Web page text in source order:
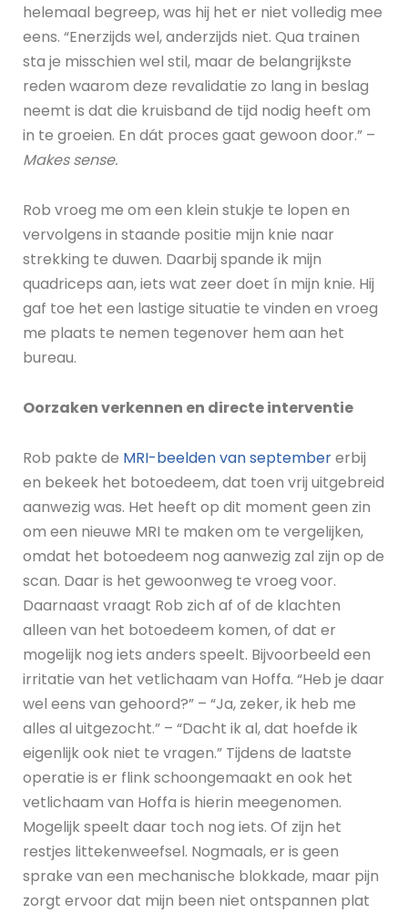
helemaal begreep, was hij het er niet volledig mee
eens. “Enerzijds wel, anderzijds niet. Qua trainen
sta je misschien wel stil, maar de belangrijkste
reden waarom deze revalidatie zo lang in beslag
neemt is dat die kruisband de tijd nodig heeft om
in te groeien. En dát proces gaat gewoon door.” –
Makes sense.
Rob vroeg me om een klein stukje te lopen en
vervolgens in staande positie mijn knie naar
strekking te duwen. Daarbij spande ik mijn
quadriceps aan, iets wat zeer doet ín mijn knie. Hij
gaf toe het een lastige situatie te vinden en vroeg
me plaats te nemen tegenover hem aan het
bureau.
Oorzaken verkennen en directe interventie
Rob pakte de MRI-beelden van septembererbij
en bekeek het botoedeem, dat toen vrij uitgebreid
aanwezig was. Het heeft op dit moment geen zin
om een nieuwe MRI te maken om te vergelijken,
omdat het botoedeem nog aanwezig zal zijn op de
scan. Daar is het gewoonweg te vroeg voor.
Daarnaast vraagt Rob zich af of de klachten
alleen van het botoedeem komen, of dat er
mogelijk nog iets anders speelt. Bijvoorbeeld een
irritatie van het vetlichaam van Hoffa. “Heb je daar
wel eens van gehoord?” – “Ja, zeker, ik heb me
alles al uitgezocht.” – “Dacht ik al, dat hoefde ik
eigenlijk ook niet te vragen.” Tijdens de laatste
operatie is er flink schoongemaakt en ook het
vetlichaam van Hoffa is hierin meegenomen.
Mogelijk speelt daar toch nog iets. Of zijn het
restjes littekenweefsel. Nogmaals, er is geen
sprake van een mechanische blokkade, maar pijn
zorgt ervoor dat mijn been niet ontspannen plat